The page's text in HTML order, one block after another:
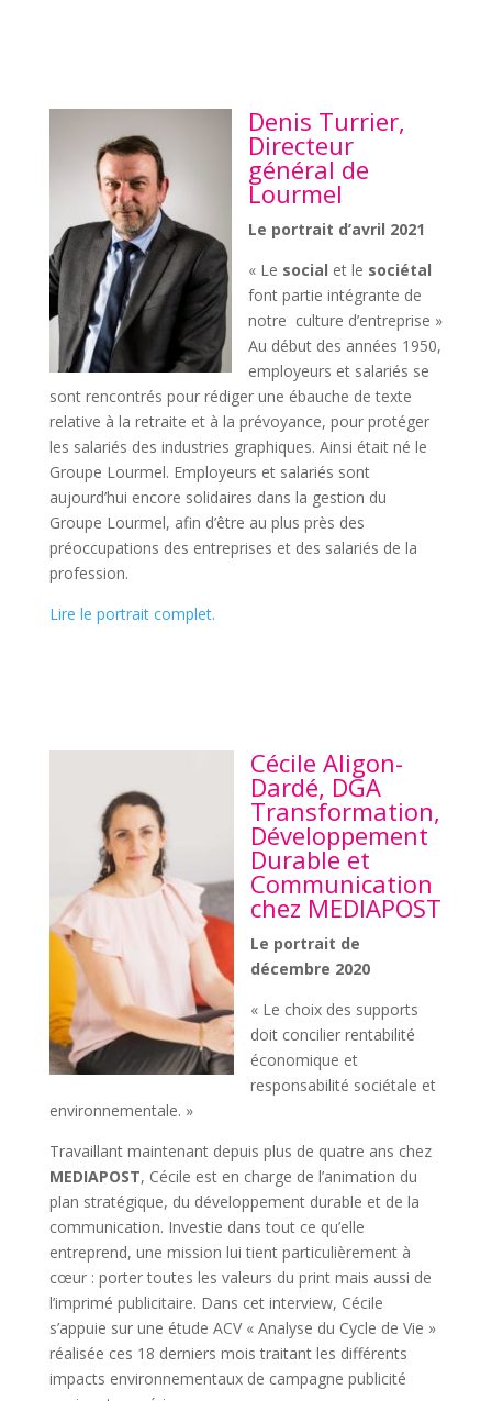
Denis Turrier,
Directeur
général de
Lourmel
Le portrait d’avril 2021
« Le social et le sociétal
font partie intégrante de
notre culture d’entreprise »
Au début des années 1950,
employeurs et salariés se
sont rencontrés pour rédiger une ébauche de texte
relative à la retraite et à la prévoyance, pour protéger
les salariés des industries graphiques. Ainsi était né le
Groupe Lourmel. Employeurs et salariés sont
aujourd’hui encore solidaires dans la gestion du
Groupe Lourmel, afin d’être au plus près des
préoccupations des entreprises et des salariés de la
profession.
Lire le portrait complet.
Cécile Aligon-
Dardé, DGA
Transformation,
Développement
Durable et
Communication
chez MEDIAPOST
Le portrait de
décembre 2020
« Le choix des supports
doit concilier rentabilité
économique et
responsabilité sociétale et
environnementale. »
Travaillant maintenant depuis plus de quatre ans chez
MEDIAPOST, Cécile est en charge de l’animation du
plan stratégique, du développement durable et de la
communication. Investie dans tout ce qu’elle
entreprend, une mission lui tient particulièrement à
cœur : porter toutes les valeurs du print mais aussi de
l’imprimé publicitaire. Dans cet interview, Cécile
s’appuie sur une étude ACV « Analyse du Cycle de Vie »
réalisée ces 18 derniers mois traitant les différents
impacts environnementaux de campagne publicité